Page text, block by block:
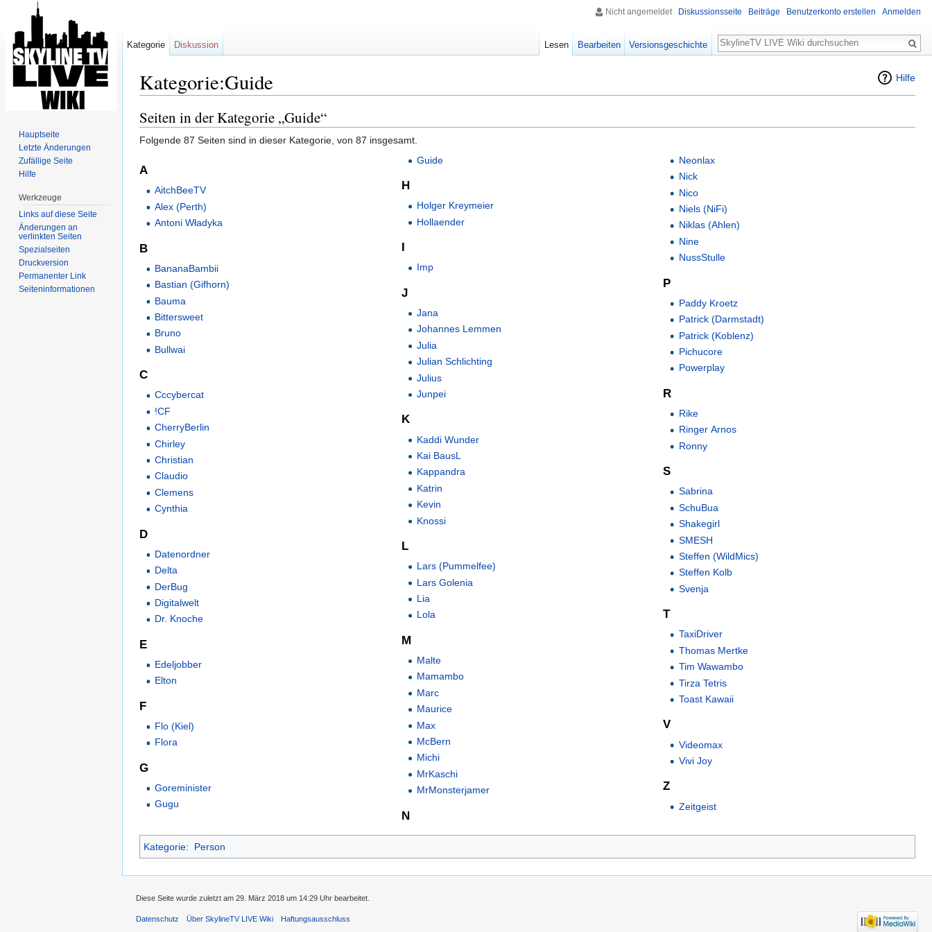
Hilfe
Kategorie:Guide
Seiten in der Kategorie „Guide“
Folgende 87 Seiten sind in dieser Kategorie, von 87 insgesamt.
A
AitchBeeTV
Alex (Perth)
Antoni Władyka
B
BananaBambii
Bastian (Gifhorn)
Bauma
Bittersweet
Bruno
Bullwai
C
Cccybercat
!CF
CherryBerlin
Chirley
Christian
Claudio
Clemens
Cynthia
D
Datenordner
Delta
DerBug
Digitalwelt
Dr. Knoche
E
Edeljobber
Elton
F
Flo (Kiel)
Flora
G
Goreminister
Gugu
Guide
H
Holger Kreymeier
Hollaender
Imp
J
Jana
Johannes Lemmen
Julia
Julian Schlichting
Julius
Junpei
K
Kaddi Wunder
Kai BausL
Kappandra
Katrin
Kevin
Knossi
L
Lars (Pummelfee)
Lars Golenia
Lia
Lola
M
Malte
Mamambo
Marc
Maurice
Max
McBern
Michi
MrKaschi
MrMonsterjamer
N
Neonlax
Nick
Nico
Niels (NiFi)
Niklas (Ahlen)
Nine
NussStulle
P
Paddy Kroetz
Patrick (Darmstadt)
Patrick (Koblenz)
Pichucore
Powerplay
R
Rike
Ringer Arnos
Ronny
S
Sabrina
SchuBua
Shakegirl
SMESH
Steffen (WildMics)
Steffen Kolb
Svenja
T
TaxiDriver
Thomas Mertke
Tim Wawambo
Tirza Tetris
Toast Kawaii
V
Videomax
Vivi Joy
Z
Zeitgeist
Kategorie: Person
Nicht angemeldet Diskussionsseite Beiträge Benutzerkonto erstellen Anmelden
Kategorie Diskussion Lesen Bearbeiten Versionsgeschichte
Suche
Hauptseite
Letzte Änderungen
Zufällige Seite
Hilfe
Werkzeuge
Links auf diese Seite
Änderungen an
verlinkten Seiten
Spezialseiten
Druckversion
Permanenter Link
Seiten­informationen
Diese Seite wurde zuletzt am 29. März 2018 um 14:29 Uhr bearbeitet.
Datenschutz Über SkylineTV LIVE Wiki Haftungsausschluss